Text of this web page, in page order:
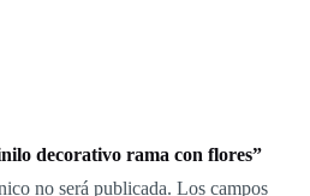
decorativo rama con flores”
no será publicada. Los campos